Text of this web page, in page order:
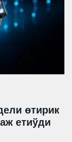
өтирик
етиўди